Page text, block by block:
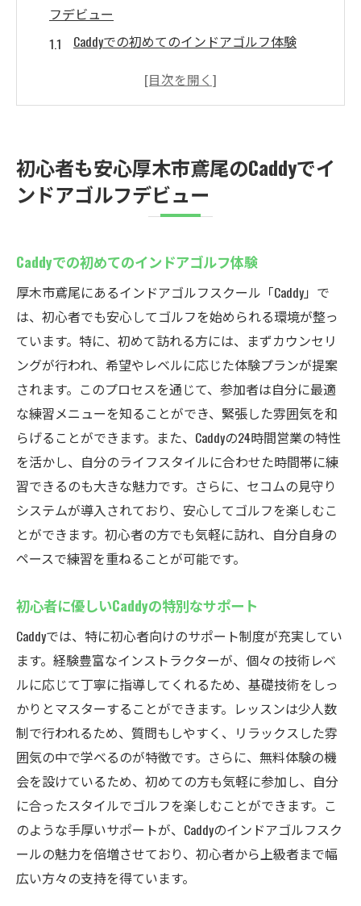
フデビュー
Caddyでの初めてのインドアゴルフ体験
初心者に優しいCaddyの特別なサポート
安心してゴルフを始められるCaddyの魅力
インドアゴルフスクールで基本をマスター
アゴルフを楽しもう
Caddyの最新シミュレーション技術とは？
リアルなゴルフ体験を可能にするCaddyの設
備
技術革新がもたらすインドアゴルフの楽し
み方
シミュレーション技術で飛距離を改善しよ
う
Caddyが提供する新しいゴルフ練習の形
インドアゴルフをより楽しくする革新技術
天候を気にせず厚木市鳶尾のCaddyでゴルフスキ
ルを磨く
全天候型のゴルフ練習場Caddyの魅力
雨の日でも快適に練習できるCaddyの施設
季節を問わずゴルフスキルを向上させる方
法
Caddyでの練習で得られる持続的な上達
ゴルフスキルを天候に左右されずに向上
Caddyのインドア環境で効率的に練習
セコムの見守りシステムで安心厚木市鳶尾の
Caddyの魅力
安全第一のCaddyで快適なゴルフ練習
セキュリティが整ったCaddyの安心ポイント
セコム導入で安全が確保された練習場
初心者も安心厚木市鳶尾のCaddyでイ
ンドアゴルフデビュー
Caddyでの初めてのインドアゴルフ体験
厚木市鳶尾にあるインドアゴルフスクール「Caddy」で
は、初心者でも安心してゴルフを始められる環境が整っ
ています。特に、初めて訪れる方には、まずカウンセリ
ングが行われ、希望やレベルに応じた体験プランが提案
されます。このプロセスを通じて、参加者は自分に最適
な練習メニューを知ることができ、緊張した雰囲気を和
らげることができます。また、Caddyの24時間営業の特性
を活かし、自分のライフスタイルに合わせた時間帯に練
習できるのも大きな魅力です。さらに、セコムの見守り
システムが導入されており、安心してゴルフを楽しむこ
とができます。初心者の方でも気軽に訪れ、自分自身の
ペースで練習を重ねることが可能です。
初心者に優しいCaddyの特別なサポート
Caddyでは、特に初心者向けのサポート制度が充実してい
ます。経験豊富なインストラクターが、個々の技術レベ
ルに応じて丁寧に指導してくれるため、基礎技術をしっ
かりとマスターすることができます。レッスンは少人数
制で行われるため、質問もしやすく、リラックスした雰
囲気の中で学べるのが特徴です。さらに、無料体験の機
会を設けているため、初めての方も気軽に参加し、自分
に合ったスタイルでゴルフを楽しむことができます。こ
のような手厚いサポートが、Caddyのインドアゴルフスク
ールの魅力を倍増させており、初心者から上級者まで幅
広い方々の支持を得ています。